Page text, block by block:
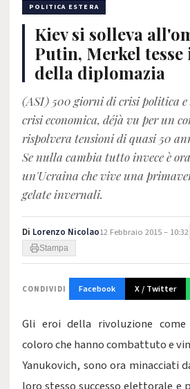
POLITICA ESTERA
Kiev si solleva
Putin, Merkel
della diplomazia
(ASI) 500 giorni di crisi politica e
crisi economica, déjà vu per un
rispolvera tensioni di quasi 50
Se nulla cambia tutto invece è
un'Ucraina che vive una
gelate invernali.
Di Lorenzo Nicolao12 Febbraio 2015 – 10:32
Stampa
CONDIVIDI Facebook X / Twitter
Gli eroi della rivoluzione come
coloro che hanno combattuto e
Yanukovich, sono ora minacciati